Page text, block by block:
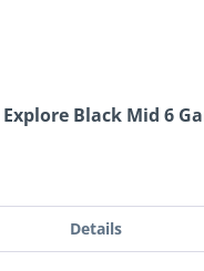
Black Mid 6
Details